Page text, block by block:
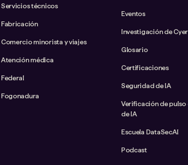
Servicios técnicos
Fabricación
Comercio minorista y viajes
Atención médica
Federal
Fogonadura
Eventos
Investigación de
Glosario
Certificaciones
Seguridad de IA
Verificación de
de IA
Escuela DataSecAI
Podcast